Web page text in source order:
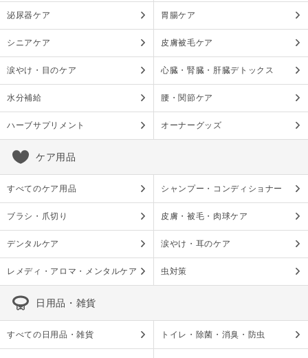
泌尿器ケア 胃腸ケア
シニアケア 皮膚被毛ケア
涙やけ・目のケア 心臓・腎臓・肝臓デトックス
水分補給 腰・関節ケア
ハーブサプリメント オーナーグッズ
ケア用品
すべてのケア用品 シャンプー・コンディショナー
ブラシ・爪切り 皮膚・被毛・肉球ケア
デンタルケア 涙やけ・耳のケア
レメディ・アロマ・メンタルケア 虫対策
日用品・雑貨
すべての日用品・雑貨 トイレ・除菌・消臭・防虫